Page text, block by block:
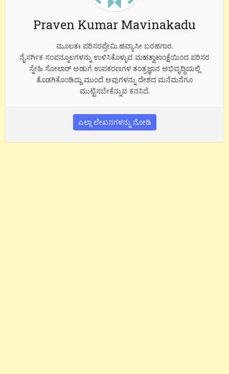
Praven Kumar Mavinakadu
ಮೂಲತಃ ಪರಿಸರಪ್ರೇಮಿ.ಹವ್ಯಾಸೀ ಬರಹಗಾರ.
ನೈಸರ್ಗಿಕ ಸಂಪನ್ಮೂಲಗಳನ್ನು ಉಳಿಸಿಕೊಳ್ಳುವ ಮಹತ್ವಾಕಾಂಕ್ಷೆಯಿಂದ ಪರಿಸರ
ಸ್ನೇಹಿ ಸೋಲಾರ್ ಅಡುಗೆ ಉಪಕರಣಗಳ ತಂತ್ರಜ್ಞಾನ ಅಭಿವೃದ್ಧಿಯಲ್ಲಿ
ತೊಡಗಿಕೊಂಡಿದ್ದು ಮುಂದೆ ಅವುಗಳನ್ನು ದೇಶದ ಮನೆಮನೆಗೂ
ಮುಟ್ಟಿಸಬೇಕೆನ್ನುವ ಕನಸಿದೆ.
ಎಲ್ಲಾ ಲೇಖನಗಳನ್ನು ನೋಡಿ